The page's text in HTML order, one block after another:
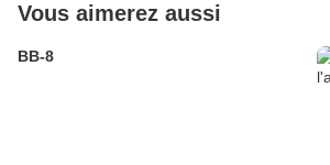
Vous aimerez aussi
BB-8